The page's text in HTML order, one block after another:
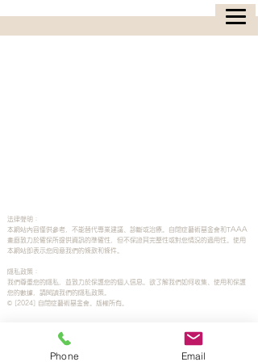
法律聲明：
本網站內容僅供參考，不能替代專業建議、診斷或治療。自閉症藝術基金會和TAAA
畫廊致力於確保所提供資訊的準確性，但不保證其完整性或對您情況的適用性。使用
本網站即表示您同意我們的條款和條件。
隱私政策：
我們尊重您的隱私，並致力於保護您的個人信息。欲了解我們如何收集、使用和保護
您的數據，請閱讀我們的隱私政策。
© [2024] 自閉症藝術基金會。版權所有。
Phone Email